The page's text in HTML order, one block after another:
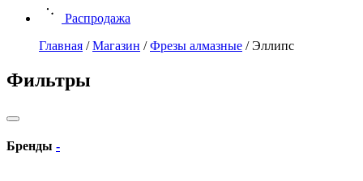
Распродажа
Главная /Магазин /Фрезы алмазные /Эллипс
Фильтры
Бренды -